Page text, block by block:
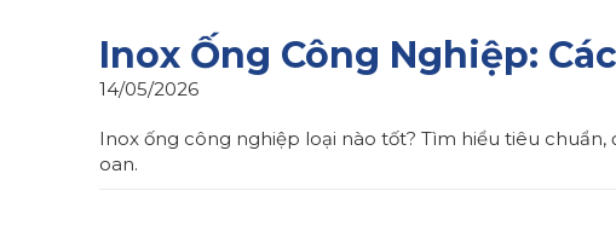
Inox Ống Công Nghiệp:
14/05/2026
Inox ống công nghiệp loại nào tốt? Tìm hiểu tiêu
oan.